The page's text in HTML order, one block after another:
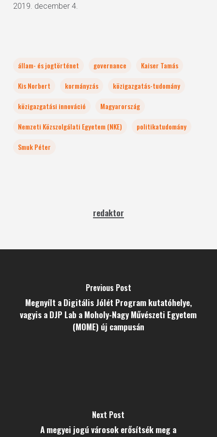
2019. december 4.
állam- és jogtörténet governance
Kaiser Tamás
Kis Norbert
kormányzás
közigazgatás-tudomány
közigazgatási innováció
Magyarország
Nemzeti Közszolgálati Egyetem (NKE)
politikatudomány
Smuk Péter
redaktor
Previous Post
Megnyílt a Digitális Jólét Program kutatóhelye,
vagyis a DJP Lab a Moholy-Nagy Művészeti Egyetem
(MOME) új campusán
Next Post
A megyei jogú városok erősítsék meg a